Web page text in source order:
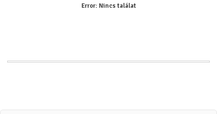
Error: Nincs találat